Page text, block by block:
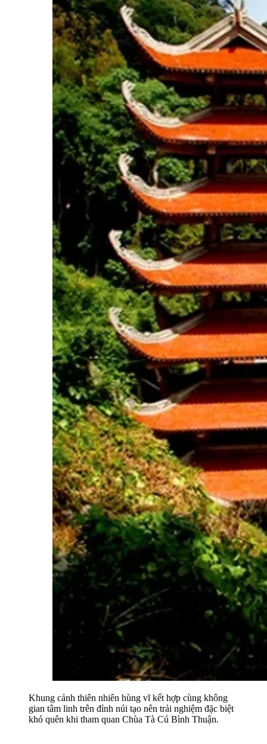
Khung cảnh thiên nhiên hùng vĩ kết hợp cùng không
gian tâm linh trên đỉnh núi tạo nên trải nghiệm đặc biệt
khó quên khi tham quan Chùa Tà Cú Bình Thuận.